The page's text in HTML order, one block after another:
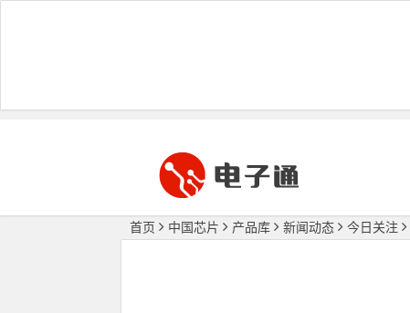
首页 中国芯片 产品库 新闻动态 今日关注